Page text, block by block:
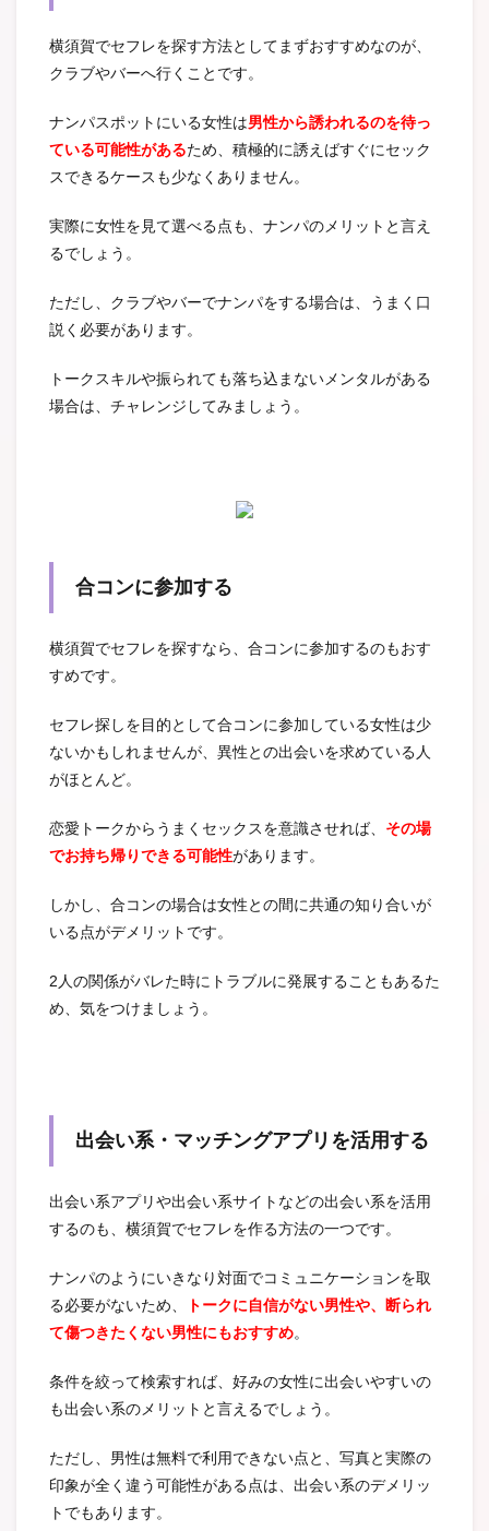
横須賀でセフレを探す方法としてまずおすすめなのが、
クラブやバーへ行くことです。
ナンパスポットにいる女性は男性から誘われるのを待っ
ている可能性があるため、積極的に誘えばすぐにセック
スできるケースも少なくありません。
実際に女性を見て選べる点も、ナンパのメリットと言え
るでしょう。
ただし、クラブやバーでナンパをする場合は、うまく口
説く必要があります。
トークスキルや振られても落ち込まないメンタルがある
場合は、チャレンジしてみましょう。
合コンに参加する
横須賀でセフレを探すなら、合コンに参加するのもおす
すめです。
セフレ探しを目的として合コンに参加している女性は少
ないかもしれませんが、異性との出会いを求めている人
がほとんど。
恋愛トークからうまくセックスを意識させれば、 その場
でお持ち帰りできる可能性があります。
しかし、合コンの場合は女性との間に共通の知り合いが
いる点がデメリットです。
2人の関係がバレた時にトラブルに発展することもあるた
め、気をつけましょう。
出会い系・マッチングアプリを活用する
出会い系アプリや出会い系サイトなどの出会い系を活用
するのも、横須賀でセフレを作る方法の一つです。
ナンパのようにいきなり対面でコミュニケーションを取
る必要がないため、
トークに自信がない男性や、断られ
て傷つきたくない男性にもおすすめ。
条件を絞って検索すれば、好みの女性に出会いやすいの
も出会い系のメリットと言えるでしょう。
ただし、男性は無料で利用できない点と、写真と実際の
印象が全く違う可能性がある点は、出会い系のデメリッ
トでもあります。